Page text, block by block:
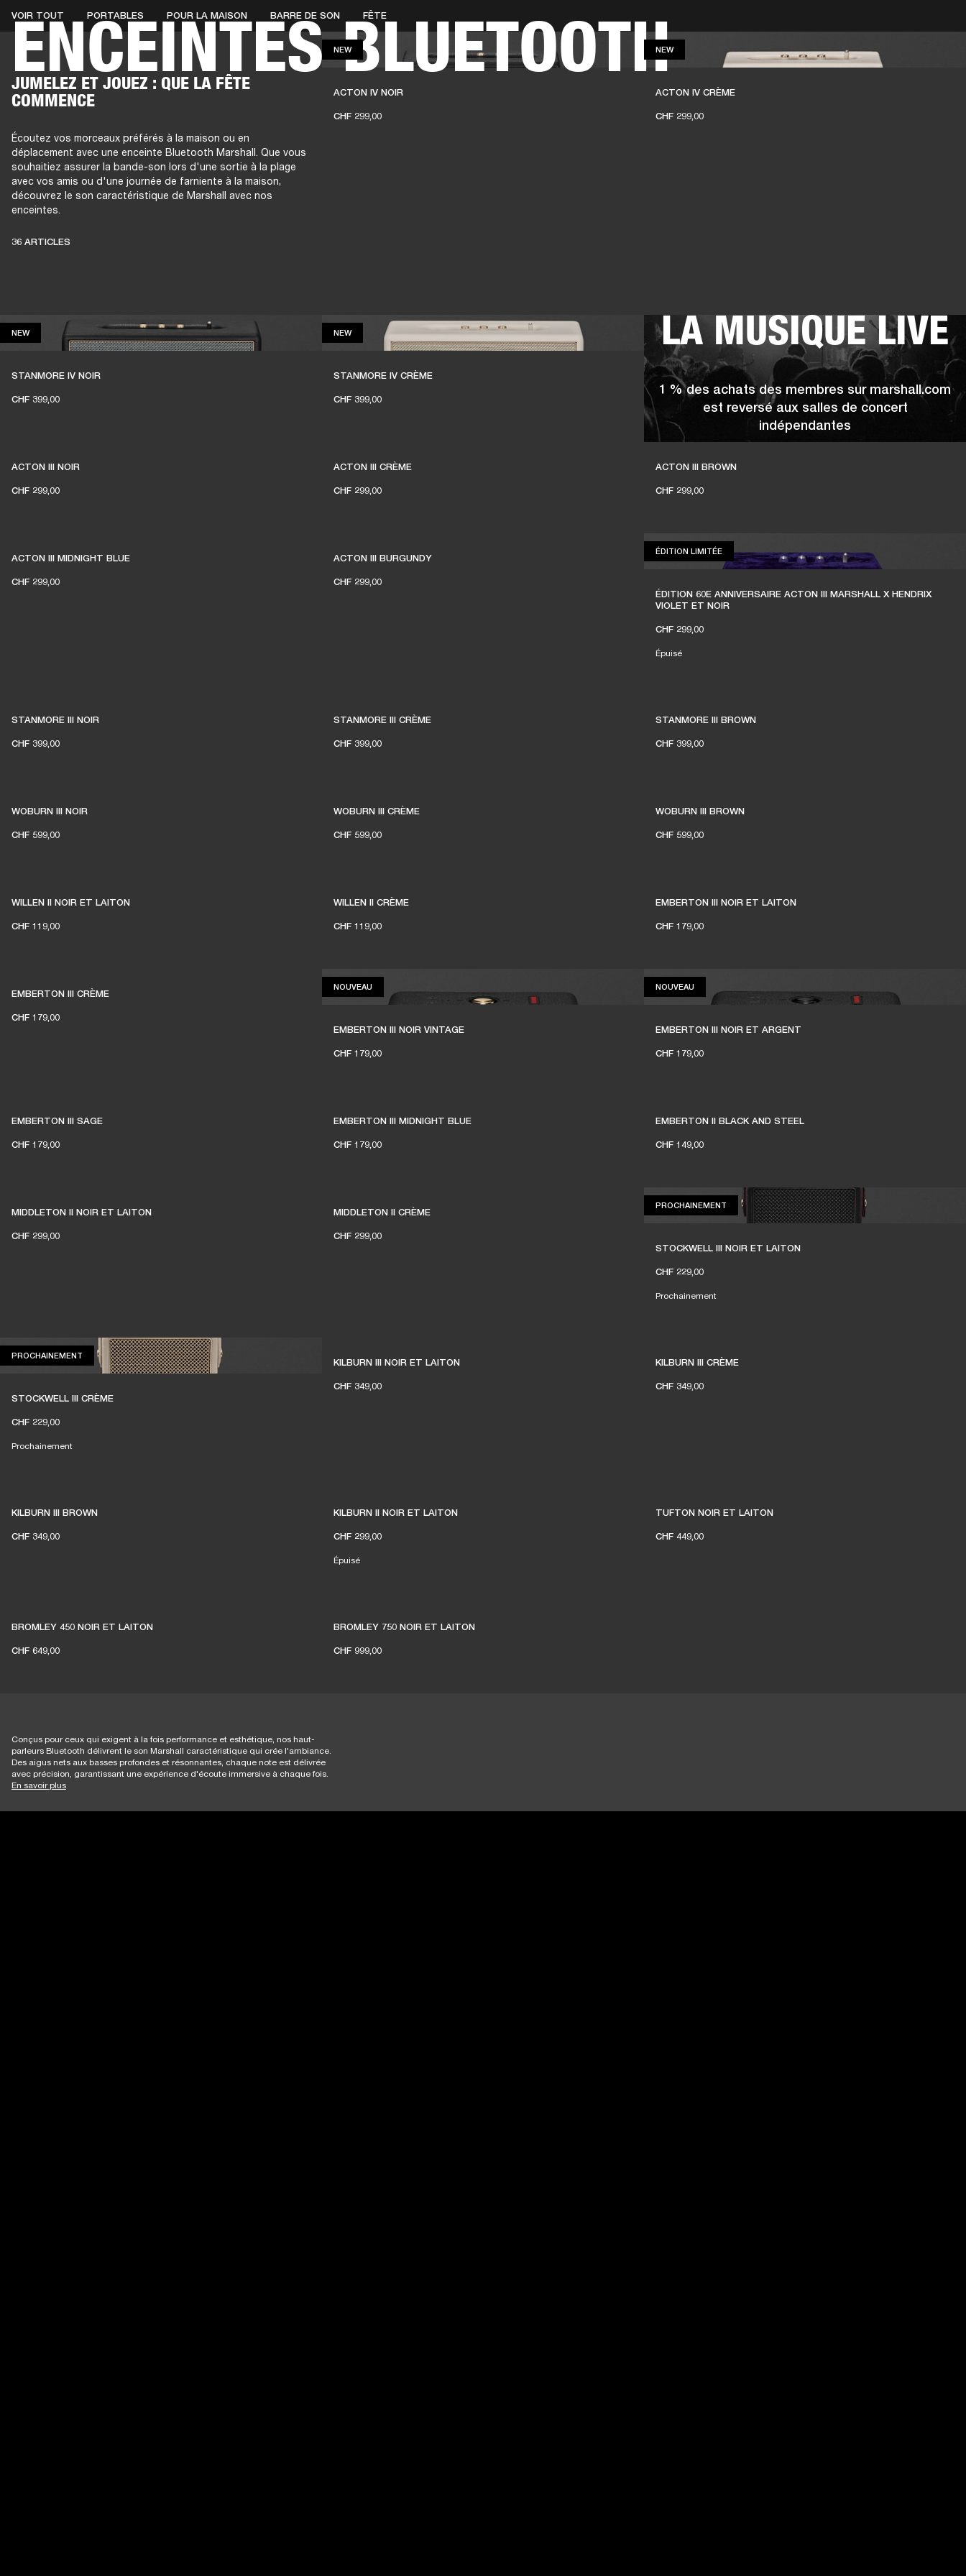
SOLUTIONS PROFESSIONNELLES ADHÉSION TROUVER UN REVENDEUROUTLET
AMPLIS ENCEINTESCASQUESBATTERIES VÊTEMENTSBACKSTAGEMARSHALL RECORDS
Passer
au
ASSISTANCE
ENCEINTES BLUETOOTH
VOIR TOUT PORTABLES POUR LA MAISON BARRE DE SON FÊTE
JUMELEZ ET JOUEZ : QUE LA FÊTE
COMMENCE
Écoutez vos morceaux préférés à la maison ou en
déplacement avec une enceinte Bluetooth Marshall. Que vous
souhaitiez assurer la bande-son lors d'une sortie à la plage
avec vos amis ou d'une journée de farniente à la maison,
découvrez le son caractéristique de Marshall avec nos
enceintes.
36 ARTICLES
NEWNEW
ACTON IV NOIR
CHF 299,00
NEWNEW
ACTON IV CRÈME
CHF 299,00
NEWNEW
STANMORE IV NOIR
CHF 399,00
NEWNEW
STANMORE IV CRÈME
CHF 399,00
LA MUSIQUE LIVE
1 % des achats des membres sur marshall.com
est reversé aux salles de concert
indépendantes
ACTON III NOIR
CHF 299,00
ACTON III CRÈME
CHF 299,00
ACTON III BROWN
CHF 299,00
ACTON III MIDNIGHT BLUE
CHF 299,00
ACTON III BURGUNDY
CHF 299,00
ÉDITION LIMITÉEÉDITION LIMITÉE
ÉDITION 60E ANNIVERSAIRE ACTON III MARSHALL X HENDRIX
VIOLET ET NOIR
CHF 299,00
Épuisé
STANMORE III NOIR
CHF 399,00
STANMORE III CRÈME
CHF 399,00
STANMORE III BROWN
CHF 399,00
WOBURN III NOIR
CHF 599,00
WOBURN III CRÈME
CHF 599,00
WOBURN III BROWN
CHF 599,00
WILLEN II NOIR ET LAITON
CHF 119,00
WILLEN II CRÈME
CHF 119,00
EMBERTON III NOIR ET LAITON
CHF 179,00
EMBERTON III CRÈME
CHF 179,00
NOUVEAU
EMBERTON III NOIR VINTAGE
CHF 179,00
NOUVEAU
EMBERTON III NOIR ET ARGENT
CHF 179,00
EMBERTON III SAGE
CHF 179,00
EMBERTON III MIDNIGHT BLUE
CHF 179,00
EMBERTON II BLACK AND STEEL
CHF 149,00
MIDDLETON II NOIR ET LAITON
CHF 299,00
MIDDLETON II CRÈME
CHF 299,00
PROCHAINEMENT PROCHAINEMENT
STOCKWELL III NOIR ET LAITON
CHF 229,00
Prochainement
PROCHAINEMENT PROCHAINEMENT
STOCKWELL III CRÈME
CHF 229,00
Prochainement
KILBURN III NOIR ET LAITON
CHF 349,00
KILBURN III CRÈME
CHF 349,00
KILBURN III BROWN
CHF 349,00
KILBURN II NOIR ET LAITON
CHF 299,00
Épuisé
TUFTON NOIR ET LAITON
CHF 449,00
BROMLEY 450 NOIR ET LAITON
CHF 649,00
BROMLEY 750 NOIR ET LAITON
CHF 999,00
Conçus pour ceux qui exigent à la fois performance et esthétique, nos haut-
parleurs Bluetooth délivrent le son Marshall caractéristique qui crée l'ambiance.
Des aigus nets aux basses profondes et résonnantes, chaque note est délivrée
avec précision, garantissant une expérience d'écoute immersive à chaque fois.
En savoir plus